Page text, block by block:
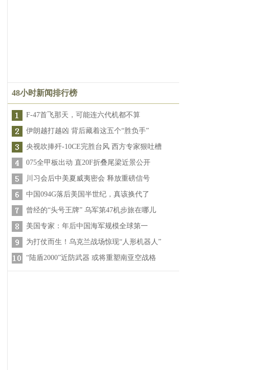
48小时新闻排行榜
F-47首飞那天，可能连六代机都不算
伊朗越打越凶 背后藏着这五个“胜负手”
央视吹捧歼-10CE完胜台风 西方专家狠吐槽
075全甲板出动 直20F折叠尾梁近景公开
川习会后中美夏威夷密会 释放重磅信号
中国094G落后美国半世纪，真该换代了
曾经的“头号王牌” 乌军第47机步旅在哪儿
美国专家：年后中国海军规模全球第一
为打仗而生！乌克兰战场惊现“人形机器人”
“陆盾2000”近防武器 或将重塑南亚空战格